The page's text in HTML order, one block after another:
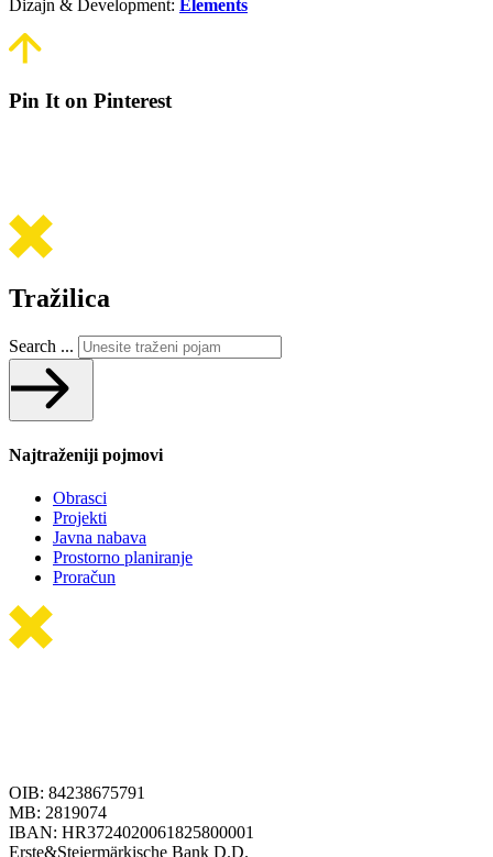
Dizajn & Development: Elements
Pin It on Pinterest
Tražilica
Search ...
Najtraženiji pojmovi
Obrasci
Projekti
Javna nabava
Prostorno planiranje
Proračun
OIB: 84238675791
MB: 2819074
IBAN: HR3724020061825800001
Erste&Steiermärkische Bank D.D.